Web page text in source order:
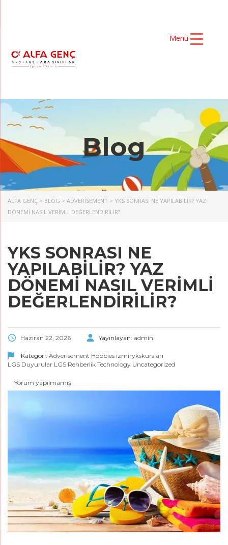
Menü
Blog
ALFA GENÇ > BLOG > ADVERISEMENT > YKS SONRASI NE YAPILABILIR? YAZ
DÖNEMI NASIL VERIMLI DEĞERLENDIRILIR?
YKS SONRASI NE
YAPILABILIR? YAZ
DÖNEMI NASIL VERIMLI
DEĞERLENDIRILIR?
Haziran 22, 2026 Yayınlayan: admin
Kategori: Adverisement Hobbies izmirykskursları
LGS Duyurular LGS Rehberlik Technology Uncategorized
Yorum yapılmamış